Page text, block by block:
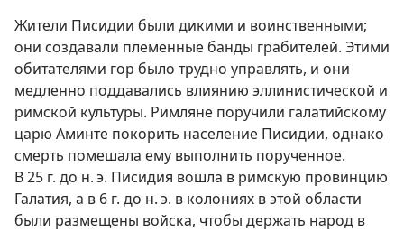
Жители Писидии были дикими и воинственными;
они создавали племенные банды грабителей. Этими
обитателями гор было трудно управлять, и они
медленно поддавались влиянию эллинистической и
римской культуры. Римляне поручили галатийскому
царю Аминте покорить население Писидии, однако
смерть помешала ему выполнить порученное.
В 25 г. до н. э. Писидия вошла в римскую провинцию
Галатия, а в 6 г. до н. э. в колониях в этой области
были размещены войска, чтобы держать народ в